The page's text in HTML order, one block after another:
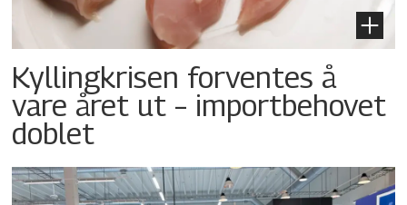
Kyllingkrisen forventes å
vare året ut – importbehovet
doblet